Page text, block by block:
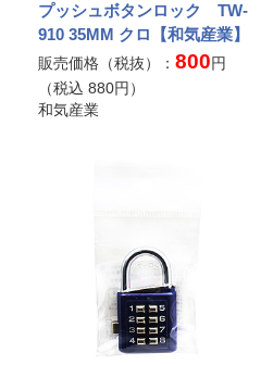
プッシュボタンロック TW-
910 35MM クロ【和気産業】
販売価格（税抜）：800円
（税込880円）
和気産業